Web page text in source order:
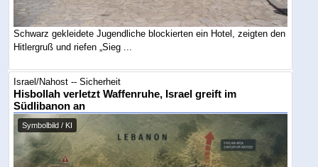
Schwarz gekleidete Jugendliche blockierten ein Hotel, zeigten den
Hitlergruß und riefen „Sieg ...
Israel/Nahost -- Sicherheit
Hisbollah verletzt Waffenruhe, Israel greift im
Südlibanon an
Symbolbild / KI